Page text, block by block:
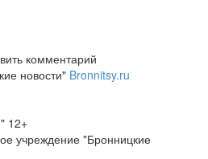
комментарий
новости" Bronnitsy.ru
12+
учреждение "Бронницкие